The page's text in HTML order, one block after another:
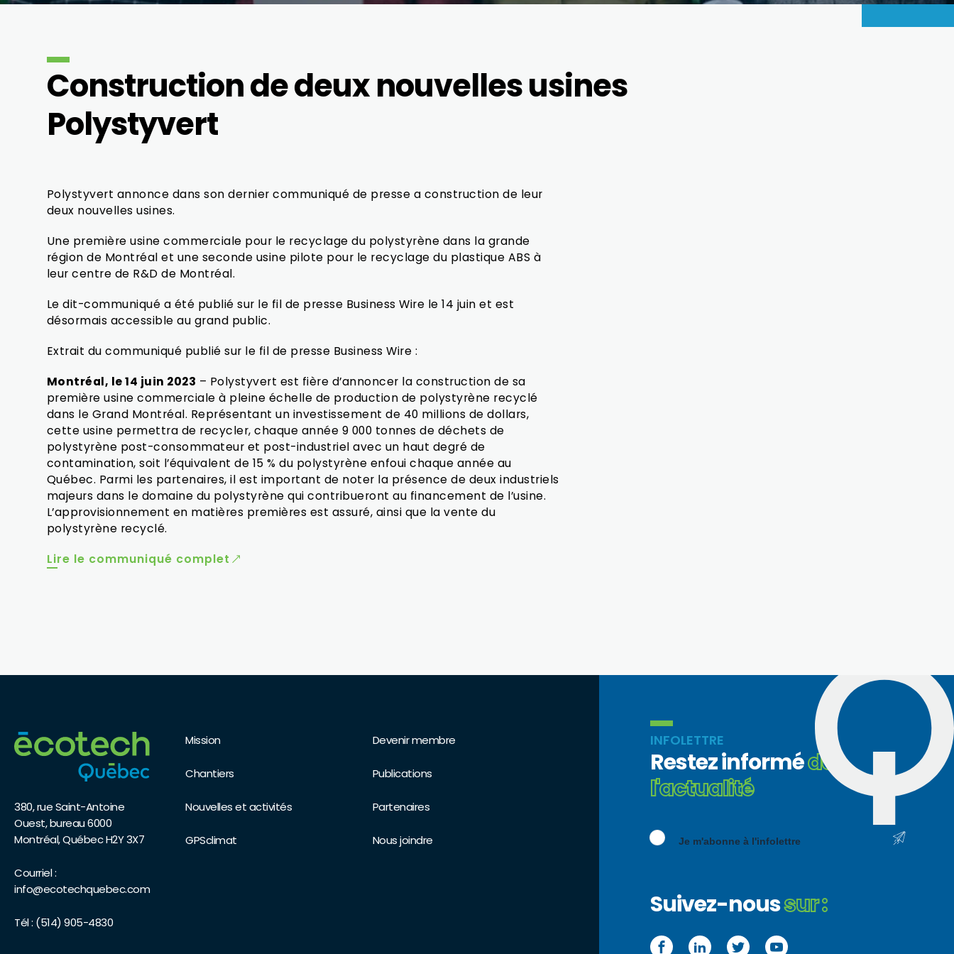
Construction de deux nouvelles usines
Polystyvert
Polystyvert annonce dans son dernier communiqué de presse a construction de leur
deux nouvelles usines.
Une première usine commerciale pour le recyclage du polystyrène dans la grande
région de Montréal et une seconde usine pilote pour le recyclage du plastique ABS à
leur centre de R&D de Montréal.
Le dit-communiqué a été publié sur le fil de presse Business Wire le 14 juin et est
désormais accessible au grand public.
Extrait du communiqué publié sur le fil de presse Business Wire :
Montréal, le 14 juin 2023 – Polystyvert est fière d’annoncer la construction de sa
première usine commerciale à pleine échelle de production de polystyrène recyclé
dans le Grand Montréal. Représentant un investissement de 40 millions de dollars,
cette usine permettra de recycler, chaque année 9 000 tonnes de déchets de
polystyrène post-consommateur et post-industriel avec un haut degré de
contamination, soit l’équivalent de 15 % du polystyrène enfoui chaque année au
Québec. Parmi les partenaires, il est important de noter la présence de deux industriels
majeurs dans le domaine du polystyrène qui contribueront au financement de l’usine.
L’approvisionnement en matières premières est assuré, ainsi que la vente du
polystyrène recyclé.
Lire le communiqué complet
380, rue Saint-Antoine
Ouest, bureau 6000
Montréal, Québec H2Y 3X7
Courriel :
info@ecotechquebec.com
Tél : (514) 905-4830
Mission
Chantiers
Nouvelles et activités
GPSclimat
Devenir membre
Publications
Partenaires
Nous joindre
INFOLETTRE
Restez informéde
l'actualité
Je m'abonne à l'infolettre
Suivez-noussur :
FacebookLinkedInTwitter YouTube